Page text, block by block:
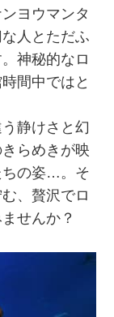
ヨウマンタ
人とただふ
神秘的なロ
間中ではと
静けさと幻
らめきが映
ちの姿…。そ
、贅沢でロ
せんか？